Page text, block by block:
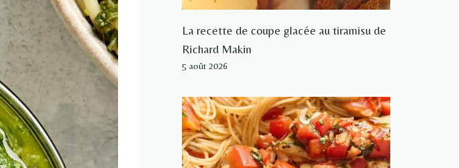
La recette de coupe glacée au tiramisu de
Richard Makin
5 août 2026